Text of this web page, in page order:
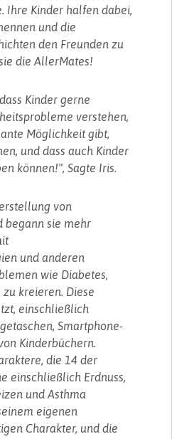
Ihre Kinder halfen dabei,
und die
den Freunden zu
die AllerMates!
Kinder gerne
verstehen,
Möglichkeit gibt,
und dass auch Kinder
können!", Sagte Iris.
von
begann sie mehr
und anderen
wie Diabetes,
kreieren. Diese
einschließlich
Smartphone-
Kinderbüchern.
die 14 der
einschließlich Erdnuss,
und Asthma
eigenen
Charakter, und die